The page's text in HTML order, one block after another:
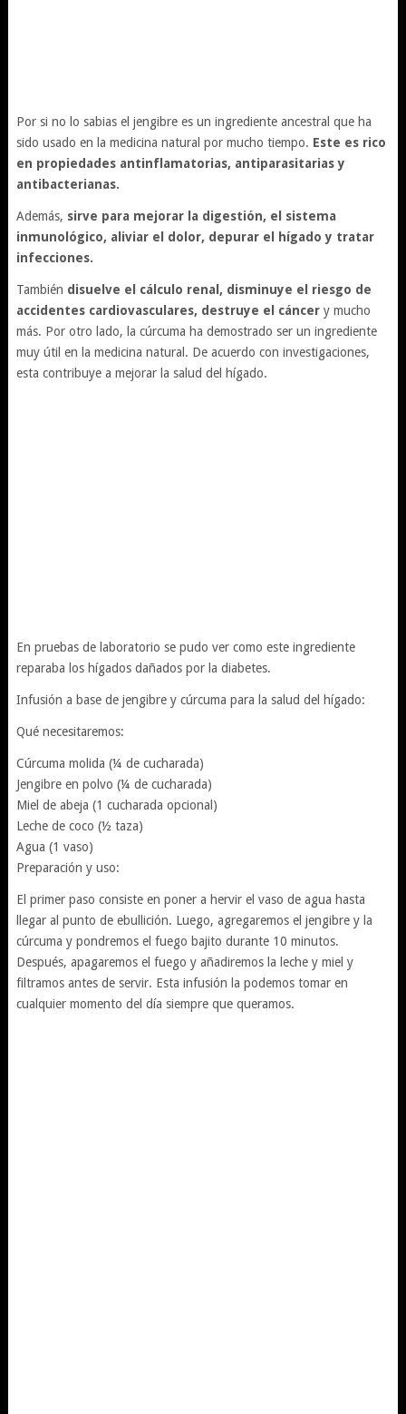
Por si no lo sabias el jengibre es un ingrediente ancestral que ha
sido usado en la medicina natural por mucho tiempo. Este es rico
en propiedades antinflamatorias, antiparasitarias y
antibacterianas.
Además, sirve para mejorar la digestión, el sistema
inmunológico, aliviar el dolor, depurar el hígado y tratar
infecciones.
También disuelve el cálculo renal, disminuye el riesgo de
accidentes cardiovasculares, destruye el cáncery mucho
más. Por otro lado, la cúrcuma ha demostrado ser un ingrediente
muy útil en la medicina natural. De acuerdo con investigaciones,
esta contribuye a mejorar la salud del hígado.
En pruebas de laboratorio se pudo ver como este ingrediente
reparaba los hígados dañados por la diabetes.
Infusión a base de jengibre y cúrcuma para la salud del hígado:
Qué necesitaremos:
Cúrcuma molida (¼ de cucharada)
Jengibre en polvo (¼ de cucharada)
Miel de abeja (1 cucharada opcional)
Leche de coco (½ taza)
Agua (1 vaso)
Preparación y uso:
El primer paso consiste en poner a hervir el vaso de agua hasta
llegar al punto de ebullición. Luego, agregaremos el jengibre y la
cúrcuma y pondremos el fuego bajito durante 10 minutos.
Después, apagaremos el fuego y añadiremos la leche y miel y
filtramos antes de servir. Esta infusión la podemos tomar en
cualquier momento del día siempre que queramos.